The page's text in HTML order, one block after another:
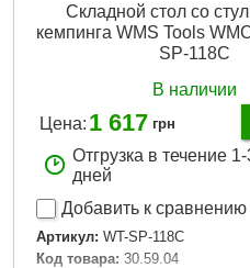
Складной стол со
кемпинга WMS Tools
SP-118C
В наличии
Цена: 1 617 грн
Отгрузка в течение
дней
Добавить к сравнению
Артикул: WT-SP-118C
Код товара: 30.59.04